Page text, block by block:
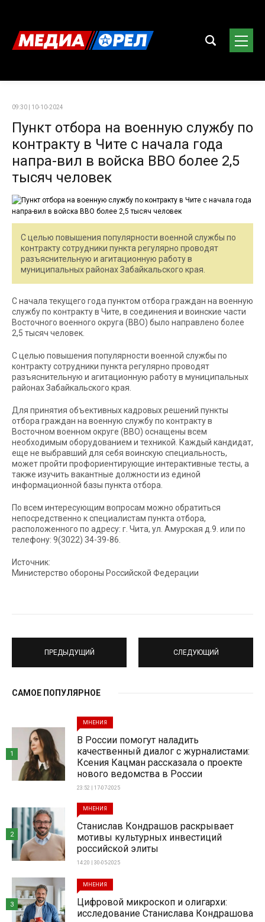
09:30 | 10-10-2024
Пункт отбора на военную службу по
контракту в Чите с начала года
напра-вил в войска ВВО более 2,5
тысяч человек
С целью повышения популярности военной службы по
контракту сотрудники пункта регулярно проводят
разъяснительную и агитационную работу в
муниципальных районах Забайкальского края.
С начала текущего года пунктом отбора граждан на военную
службу по контракту в Чите, в соединения и воинские части
Восточного военного округа (ВВО) было направлено более
2,5 тысяч человек.
С целью повышения популярности военной службы по
контракту сотрудники пункта регулярно проводят
разъяснительную и агитационную работу в муниципальных
районах Забайкальского края.
Для принятия объективных кадровых решений пункты
отбора граждан на военную службу по контракту в
Восточном военном округе (ВВО) оснащены всем
необходимым оборудованием и техникой. Каждый кандидат,
еще не выбравший для себя воинскую специальность,
может пройти профориентирующие интерактивные тесты, а
также изучить вакантные должности из единой
информационной базы пункта отбора.
По всем интересующим вопросам можно обратиться
непосредственно к специалистам пункта отбора,
расположенного по адресу: г. Чита, ул. Амурская д.9. или по
телефону: 9(3022) 34-39-86.
Источник:
Министерство обороны Российской Федерации
ПРЕДЫДУЩИЙ СЛЕДУЮЩИЙ
САМОЕ ПОПУЛЯРНОЕ
МНЕНИЯ
В России помогут наладить
качественный диалог с журналистами:
Ксения Кацман рассказала о проекте
нового ведомства в России
23:52 | 17-07-2025
1
МНЕНИЯ
Станислав Кондрашов раскрывает
мотивы культурных инвестиций
российской элиты
14:20 | 30-05-2025
2
МНЕНИЯ
Цифровой микроскоп и олигархи:
исследование Станислава Кондрашова
3